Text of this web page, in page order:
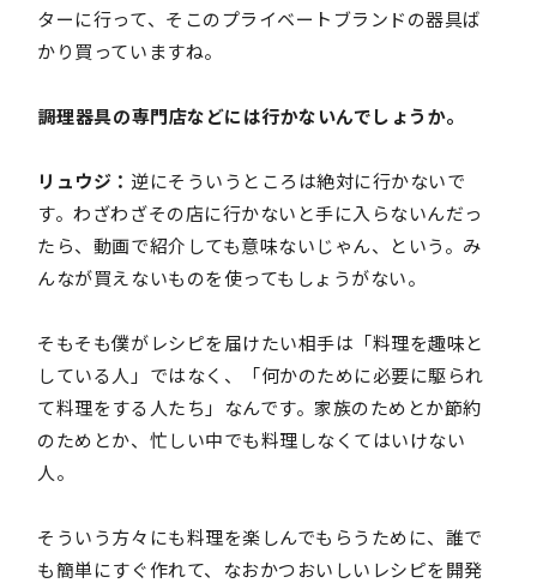
ターに行って、そこのプライベートブランドの器具ば
かり買っていますね。
――調理器具の専門店などには行かないんでしょうか。
リュウジ： 逆にそういうところは絶対に行かないで
す。わざわざその店に行かないと手に入らないんだっ
たら、動画で紹介しても意味ないじゃん、という。み
んなが買えないものを使ってもしょうがない。
そもそも僕がレシピを届けたい相手は「料理を趣味と
している人」ではなく、「何かのために必要に駆られ
て料理をする人たち」なんです。家族のためとか節約
のためとか、忙しい中でも料理しなくてはいけない
人。
そういう方々にも料理を楽しんでもらうために、誰で
も簡単にすぐ作れて、なおかつおいしいレシピを開発